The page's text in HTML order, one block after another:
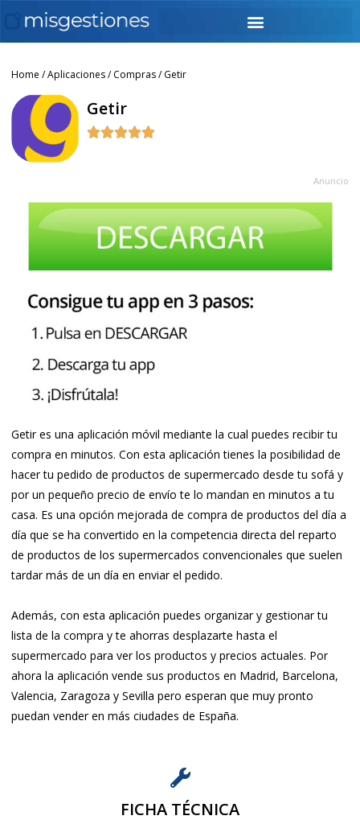
Home /Aplicaciones/Compras/ Getir
Getir

Anuncio
Getir es una aplicación móvil mediante la cual puedes recibir tu
compra en minutos. Con esta aplicación tienes la posibilidad de
hacer tu pedido de productos de supermercado desde tu sofá y
por un pequeño precio de envío te lo mandan en minutos a tu
casa. Es una opción mejorada de compra de productos del día a
día que se ha convertido en la competencia directa del reparto
de productos de los supermercados convencionales que suelen
tardar más de un día en enviar el pedido.
Además, con esta aplicación puedes organizar y gestionar tu
lista de la compra y te ahorras desplazarte hasta el
supermercado para ver los productos y precios actuales. Por
ahora la aplicación vende sus productos en Madrid, Barcelona,
Valencia, Zaragoza y Sevilla pero esperan que muy pronto
puedan vender en más ciudades de España.
FICHA TÉCNICA